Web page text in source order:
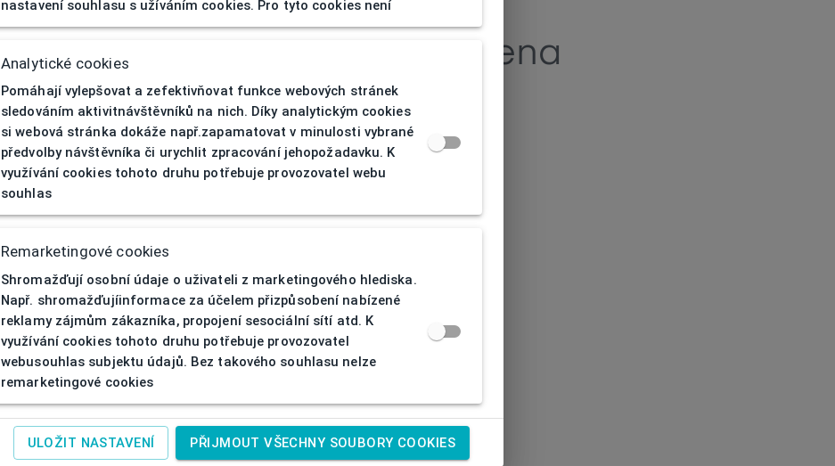
404 | Stránka nenalezena
nastavení souhlasu s užíváním cookies. Pro tyto cookies není
Analytické cookies
Pomáhají vylepšovat a zefektivňovat funkce webových stránek
sledováním aktivitnávštěvníků na nich. Díky analytickým cookies
si webová stránka dokáže např.zapamatovat v minulosti vybrané
předvolby návštěvníka či urychlit zpracování jehopožadavku. K
využívání cookies tohoto druhu potřebuje provozovatel webu
souhlas
Remarketingové cookies
Shromažďují osobní údaje o uživateli z marketingového hlediska.
Např. shromažďujíinformace za účelem přizpůsobení nabízené
reklamy zájmům zákazníka, propojení sesociální sítí atd. K
využívání cookies tohoto druhu potřebuje provozovatel
webusouhlas subjektu údajů. Bez takového souhlasu nelze
remarketingové cookies
ULOŽIT NASTAVENÍ PŘIJMOUT VŠECHNY SOUBORY COOKIES